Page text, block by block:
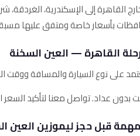
القاهرة إلى الإسكندرية،
بأسعار خاصة ومتفق عليها
القاهرة — العين السخنة
على نوع السيارة والمسافة
بدون عداد. تواصل معنا لتأكيد
قبل حجز ليموزين العين